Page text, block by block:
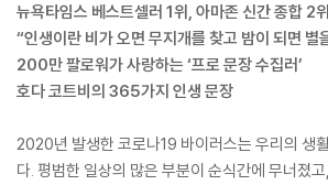
뉴욕타임스 베스트셀러 1위, 아마존 신간 종합 2위
“인생이란 비가 오면 무지개를 찾고 밤이 되면 별
200만 팔로워가 사랑하는 ‘프로 문장 수집러’
호다 코트비의 365가지 인생 문장
2020년 발생한 코로나19 바이러스는 우리의 생
다. 평범한 일상의 많은 부분이 순식간에 무너졌